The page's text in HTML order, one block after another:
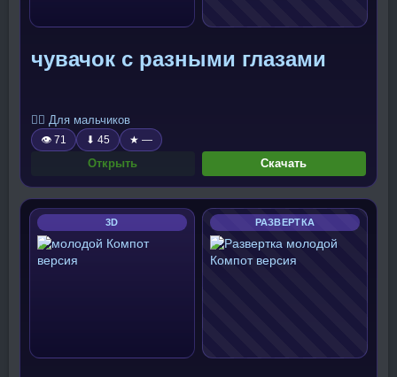
чувачок с разными глазами
🧍‍♂️ Для мальчиков
👁 71 ⬇ 45 ★ —
Открыть Скачать
3D РАЗВЕРТКА